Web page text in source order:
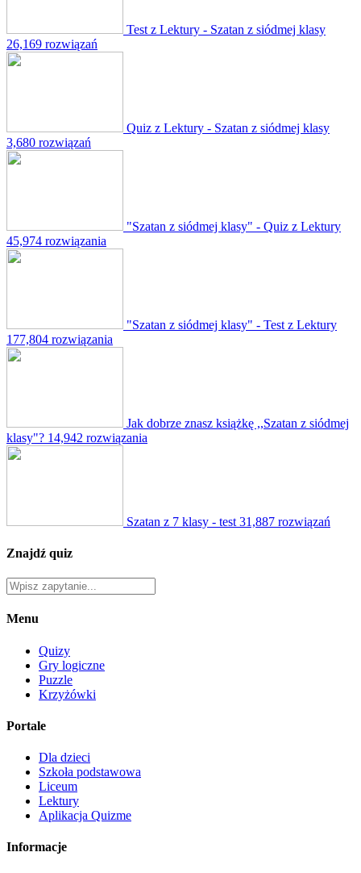
Test z Lektury - Szatan z siódmej klasy
26,169 rozwiązań
Quiz z Lektury - Szatan z siódmej klasy
3,680 rozwiązań
"Szatan z siódmej klasy" - Quiz z Lektury
45,974 rozwiązania
"Szatan z siódmej klasy" - Test z Lektury
177,804 rozwiązania
Jak dobrze znasz książkę ,,Szatan z siódmej
klasy"? 14,942 rozwiązania
Szatan z 7 klasy - test 31,887 rozwiązań
Znajdź quiz
Menu
Quizy
Gry logiczne
Puzzle
Krzyżówki
Portale
Dla dzieci
Szkoła podstawowa
Liceum
Lektury
Aplikacja Quizme
Informacje